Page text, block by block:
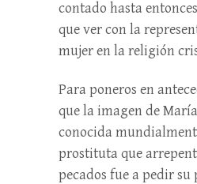
contado hasta
que ver con la
mujer en la religión
Para poneros en
que la imagen de
conocida
prostituta que
pecados fue a pedir su